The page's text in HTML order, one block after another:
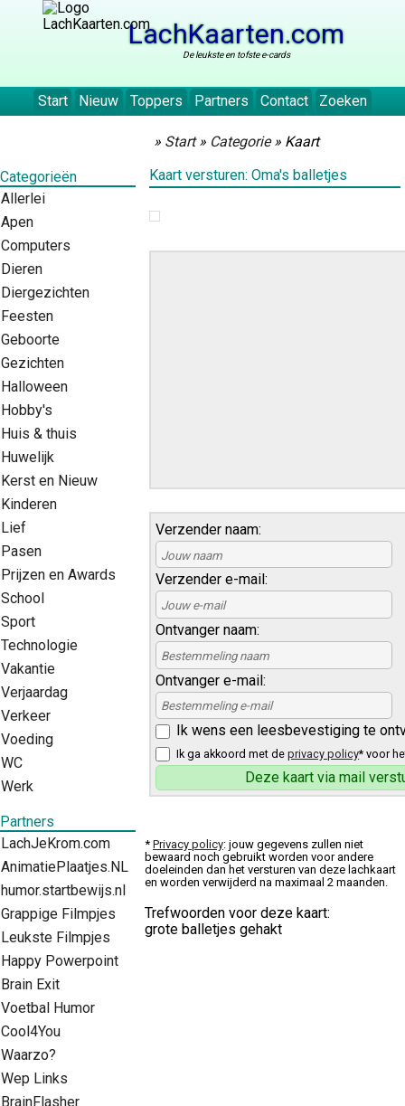
LachKaarten.com
De leukste en tofste e-cards
Start Nieuw Toppers Partners Contact Zoeken
Categorieën
Allerlei
Apen
Computers
Dieren
Diergezichten
Feesten
Geboorte
Gezichten
Halloween
Hobby's
Huis & thuis
Huwelijk
Kerst en Nieuw
Kinderen
Lief
Pasen
Prijzen en Awards
School
Sport
Technologie
Vakantie
Verjaardag
Verkeer
Voeding
WC
Werk
Partners
LachJeKrom.com
AnimatiePlaatjes.NL
humor.startbewijs.nl
Grappige Filmpjes
Leukste Filmpjes
Happy Powerpoint
Brain Exit
Voetbal Humor
Cool4You
Waarzo?
Wep Links
BrainFlasher
» Start» Categorie» Kaart
Kaart versturen: Oma's balletjes
Verzender naam:
Verzender e-mail:
Ontvanger naam:
Ontvanger e-mail:
Ik wens een leesbevestiging te
Ik ga akkoord met deprivacy policy* voor
* Privacy policy: jouw gegevens zullen niet
bewaard noch gebruikt worden voor andere
doeleinden dan het versturen van deze lachkaart
en worden verwijderd na maximaal 2 maanden.
Trefwoorden voor deze kaart:
grote balletjes gehakt